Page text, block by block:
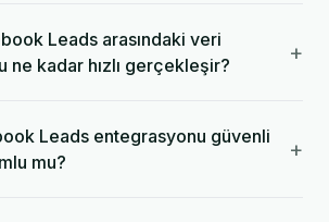
Leads arasındaki veri
ne kadar hızlı gerçekleşir?
+
Leads entegrasyonu güvenli
mu?
+